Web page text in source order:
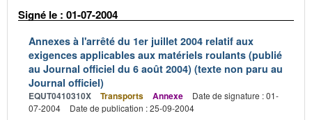
Signé le : 01-07-2004
Annexes à l'arrêté du 1er juillet 2004 relatif aux
exigences applicables aux matériels roulants (publié
au Journal officiel du 6 août 2004) (texte non paru au
Journal officiel)
EQUT0410310X Transports Annexe
Date de signature : 01-
07-2004
Date de publication : 25-09-2004